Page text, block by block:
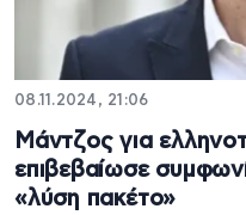
08.11.2024, 21:06
Μάντζος για
επιβεβαίωσε
«λύση πακέτο»